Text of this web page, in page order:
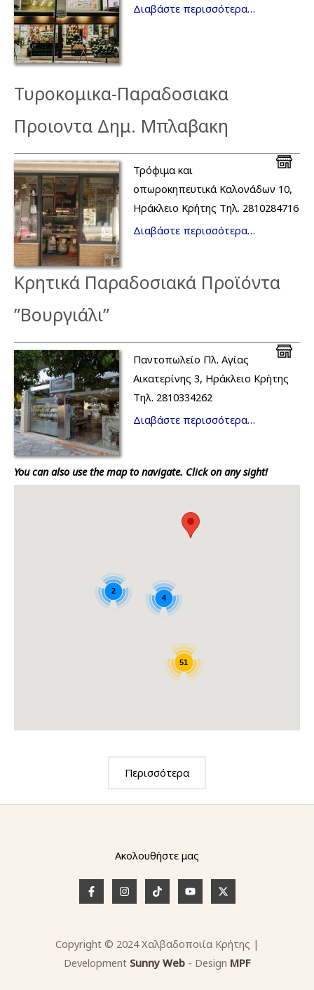
Διαβάστε περισσότερα…
Τυροκομικα-Παραδοσιακα
Προιοντα Δημ. Μπλαβακη
Τρόφιμα και
οπωροκηπευτικά Καλονάδων 10,
Ηράκλειο Κρήτης Τηλ. 2810284716
Διαβάστε περισσότερα…
Κρητικά Παραδοσιακά Προϊόντα
”Βουργιάλι”
Παντοπωλείο Πλ. Αγίας
Αικατερίνης 3, Ηράκλειο Κρήτης
Τηλ. 2810334262
Διαβάστε περισσότερα…
You can also use the map to navigate. Click on any sight!
51
4
2
Περισσότερα
Ακολουθήστε μας
Copyright © 2024 Χαλβαδοποιία Κρήτης |
Development Sunny Web - Design MPF